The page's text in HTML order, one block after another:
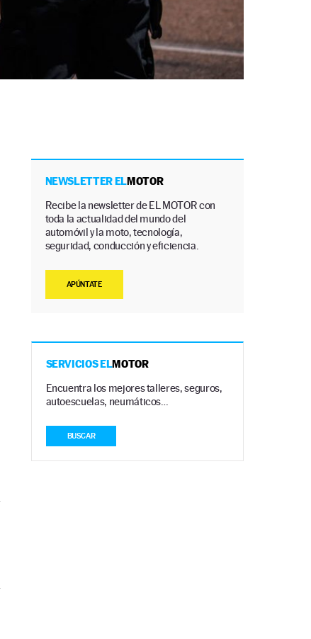
NEWSLETTER ELMOTOR
Recibe la newsletter de EL MOTOR con
toda la actualidad del mundo del
automóvil y la moto, tecnología,
seguridad, conducción y eficiencia.
APÚNTATE
SERVICIOS ELMOTOR
Encuentra los mejores talleres, seguros,
autoescuelas, neumáticos…
BUSCAR